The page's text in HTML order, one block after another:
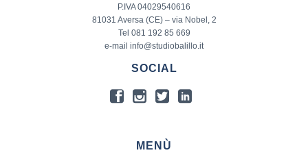
P.IVA 04029540616
81031 Aversa (CE) – via Nobel, 2
Tel 081 192 85 669
e-mail info@studiobalillo.it
SOCIAL
MENÙ